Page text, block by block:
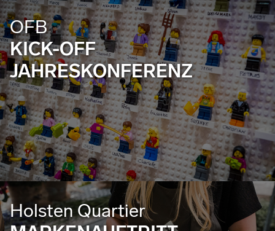
OFB
KICK-OFF
JAHRESKONFERENZ
Holsten Quartier